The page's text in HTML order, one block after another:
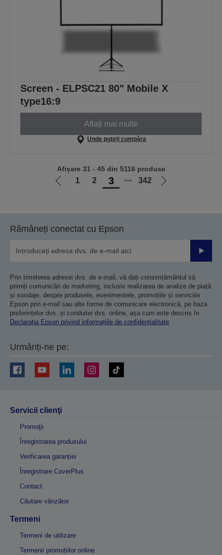
Screen - ELPSC21 80" Mobile X
type16:9
Aflați mai multe
Unde puteți cumpăra
Mergi
1 2 3 ⋯ 342
Mergi
Afișare 31 - 45 din 5116 produse
Rămâneți conectat cu Epson
Prin trimiterea adresei dvs. de e-mail, vă dați consimțământul să
primiți comunicări de marketing, inclusiv realizarea de analize de piață
și sondaje, despre produsele, evenimentele, promoțiile și serviciile
Epson prin e-mail sau alte forme de comunicare electronică, pe baza
preferințelor dvs. și conduitei dvs. online, așa cum este descris în
Declarația Epson privind informațiile de confidențialitate
Urmăriți-ne pe:
Servicii clienţi
Promoţii
Înregistrarea produsului
Verificarea garanției
Înregistrare CoverPlus
Contact
Căutare vânzător
Termeni
Termeni de utilizare
Termenii promoțiilor online